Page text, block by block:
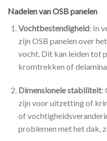
Nadelen van OSB panelen
Vochtbestendigheid: In
zijn OSB panelen over
vocht. Dit kan leiden tot
kromtrekken of
Dimensionele stabiliteit:
zijn voor uitzetting of
of
problemen met het dak,